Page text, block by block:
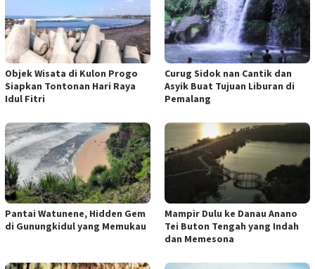
Objek Wisata di Kulon Progo
Siapkan Tontonan Hari Raya
Idul Fitri
Curug Sidok nan Cantik dan
Asyik Buat Tujuan Liburan di
Pemalang
Pantai Watunene, Hidden Gem
di Gunungkidul yang Memukau
Mampir Dulu ke Danau Anano
Tei Buton Tengah yang Indah
dan Memesona